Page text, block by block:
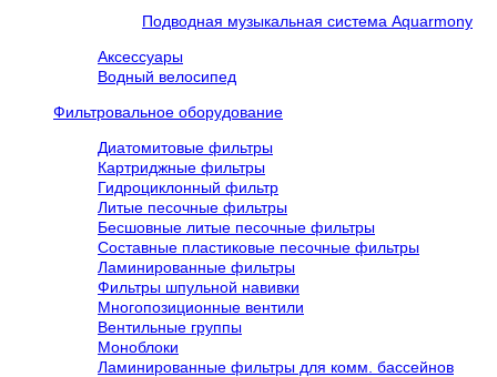
Подводная музыкальная система Aquarmony
Аксессуары
Водный велосипед
Фильтровальное оборудование
Диатомитовые фильтры
Картриджные фильтры
Гидроциклонный фильтр
Литые песочные фильтры
Бесшовные литые песочные фильтры
Составные пластиковые песочные фильтры
Ламинированные фильтры
Фильтры шпульной навивки
Многопозиционные вентили
Вентильные группы
Моноблоки
Ламинированные фильтры для комм. бассейнов